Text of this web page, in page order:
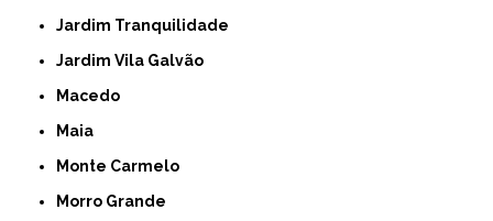
Jardim Tranquilidade
Jardim Vila Galvão
Macedo
Maia
Monte Carmelo
Morro Grande